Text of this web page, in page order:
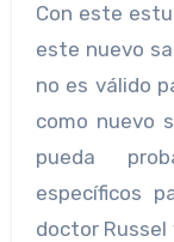
Con este
este nuevo
no es válido
como nuevo
pueda
específicos
doctor